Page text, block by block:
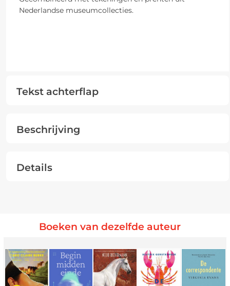
Nederlandse museumcollecties.
Tekst achterflap
Beschrijving
Details
Boeken van dezelfde auteur